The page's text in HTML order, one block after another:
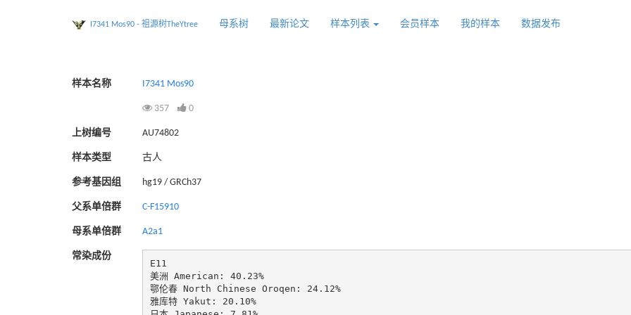
I7341 Mos90 - 祖源树TheYtree 母系树 最新论文 样本列表 会员样本 我的样本 数据发布
样本名称 I7341 Mos90
357 0
上树编号 AU74802
样本类型 古人
参考基因组 hg19 / GRCh37
父系单倍群 C-F15910
母系单倍群 A2a1
常染成份
E11
美洲 American: 40.23%
鄂伦春 North Chinese Oroqen: 24.12%
雅库特 Yakut: 20.10%